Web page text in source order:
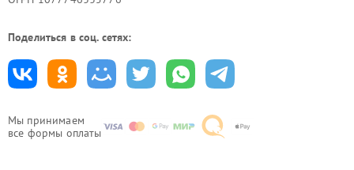
Мы принимаем
все формы оплаты
Поделиться в соц. сетях: